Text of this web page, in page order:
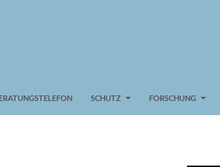
SCHUTZ FORSCHUNG